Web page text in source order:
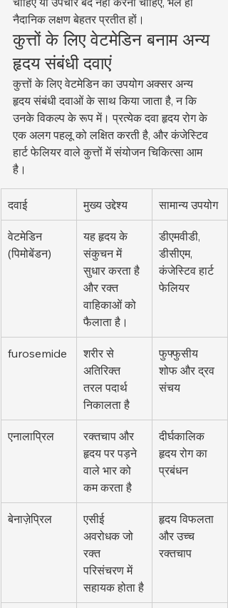
नैदानिक लक्षण बेहतर प्रतीत हों।
कुत्तों के लिए वेटमेडिन बनाम अन्य
हृदय संबंधी दवाएं
कुत्तों के लिए वेटमेडिन का उपयोग अक्सर अन्य
हृदय संबंधी दवाओं के साथ किया जाता है, न कि
उनके विकल्प के रूप में। प्रत्येक दवा हृदय रोग के
एक अलग पहलू को लक्षित करती है, और कंजेस्टिव
हार्ट फेलियर वाले कुत्तों में संयोजन चिकित्सा आम
है।
दवाई मुख्य उद्देश्य सामान्य उपयोग
वेटमेडिन
(पिमोबेंडन)
यह हृदय के
संकुचन में
सुधार करता है
और रक्त
वाहिकाओं को
फैलाता है।
डीएमवीडी,
डीसीएम,
कंजेस्टिव हार्ट
फेलियर
furosemide
शरीर से
अतिरिक्त
तरल पदार्थ
निकालता है
फुफ्फुसीय
शोफ और द्रव
संचय
एनालाप्रिल
रक्तचाप और
हृदय पर पड़ने
वाले भार को
कम करता है
दीर्घकालिक
हृदय रोग का
प्रबंधन
बेनाज़ेप्रिल
एसीई
अवरोधक जो
रक्त
परिसंचरण में
सहायक होता है
हृदय विफलता
और उच्च
रक्तचाप